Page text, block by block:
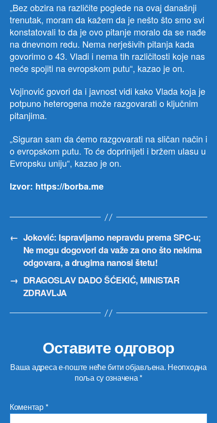
„Bez obzira na različite poglede na ovaj današnji
trenutak, moram da kažem da je nešto što smo svi
konstatovali to da je ovo pitanje moralo da se nađe
na dnevnom redu. Nema nerješivih pitanja kada
govorimo o 43. Vladi i nema tih različitosti koje nas
neće spojiti na evropskom putu“, kazao je on.
Vojinović govori da i javnost vidi kako Vlada koja je
potpuno heterogena može razgovarati o ključnim
pitanjima.
„Siguran sam da ćemo razgovarati na sličan način i
o evropskom putu. To će doprinijeti i bržem ulasu u
Evropsku uniju“, kazao je on.
Izvor: https://borba.me
← Joković: Ispravljamo nepravdu prema SPC-u;
Ne mogu dogovori da važe za ono što nekima
odgovara, a drugima nanosi štetu!
→ DRAGOSLAV DADO ŠĆEKIĆ, MINISTAR
ZDRAVLJA
Оставите одговор
Ваша адреса е-поште неће бити објављена. Неопходна
поља су означена*
Коментар*